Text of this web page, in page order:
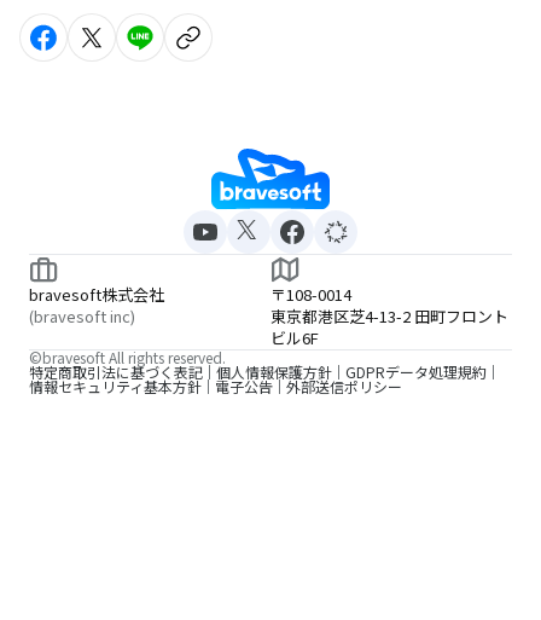
bravesoft株式会社
(bravesoft inc)
〒108-0014
東京都港区芝4-13-2 田町フロント
ビル6F
特定商取引法に基づく表記 個人情報保護方針 GDPRデータ処理規約
情報セキュリティ基本方針 電子公告 外部送信ポリシー
©bravesoft All rights reserved.